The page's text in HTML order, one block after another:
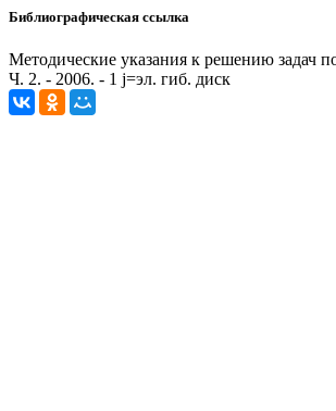
Библиографическая ссылка
Методические указания к решению
Ч. 2. - 2006. - 1 j=эл. гиб. диск